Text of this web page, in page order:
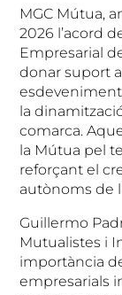
MGC Mútua,
2026 l’acord
Empresarial
donar suport
la
comarca.
la Mútua pel
reforçant el
autònoms de
Guillermo
Mutualistes i
importància
empresarials